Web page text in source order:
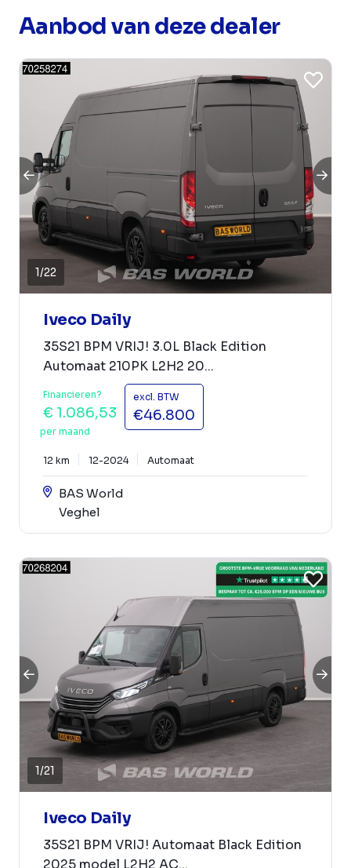
Aanbod van deze dealer
1/22
Iveco Daily
35S21 BPM VRIJ! 3.0L Black Edition
Automaat 210PK L2H2 20...
Financieren?
€ 1.086,53
per maand
excl. BTW
€46.800
12 km 12-2024 Automaat
BAS World
Veghel
1/21
Iveco Daily
35S21 BPM VRIJ! Automaat Black Edition
2025 model L2H2 AC...